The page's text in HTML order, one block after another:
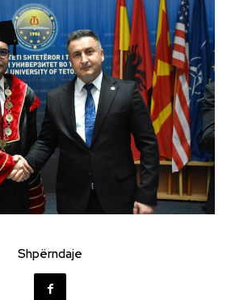
Shpërndaje